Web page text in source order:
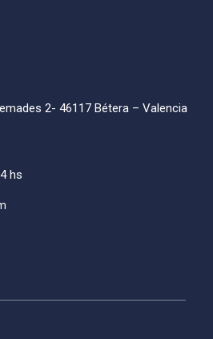
2- 46117 Bétera – Valencia
hs